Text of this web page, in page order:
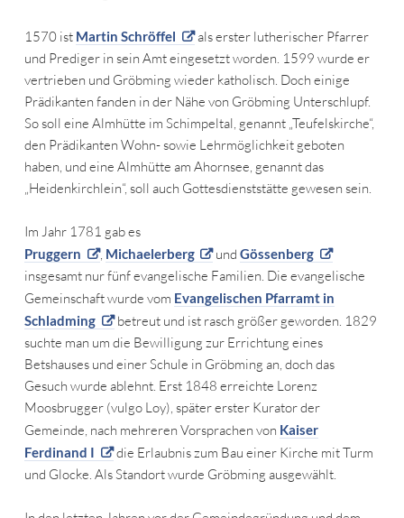
1570 ist Martin Schröffel
als erster lutherischer Pfarrer
und Prediger in sein Amt eingesetzt worden. 1599 wurde er
vertrieben und Gröbming wieder katholisch. Doch einige
Prädikanten fanden in der Nähe von Gröbming Unterschlupf.
So soll eine Almhütte im Schimpeltal, genannt „Teufelskirche“,
den Prädikanten Wohn- sowie Lehrmöglichkeit geboten
haben, und eine Almhütte am Ahornsee, genannt das
„Heidenkirchlein“, soll auch Gottesdienststätte gewesen sein.
Im Jahr 1781 gab es
Pruggern , Michaelerberg undGössenberg
insgesamt nur fünf evangelische Familien. Die evangelische
Gemeinschaft wurde vom Evangelischen Pfarramt in
Schladming
betreut und ist rasch größer geworden. 1829
suchte man um die Bewilligung zur Errichtung eines
Betshauses und einer Schule in Gröbming an, doch das
Gesuch wurde ablehnt. Erst 1848 erreichte Lorenz
Moosbrugger (vulgo Loy), später erster Kurator der
Gemeinde, nach mehreren Vorsprachen von Kaiser
Ferdinand I
die Erlaubnis zum Bau einer Kirche mit Turm
und Glocke. Als Standort wurde Gröbming ausgewählt.